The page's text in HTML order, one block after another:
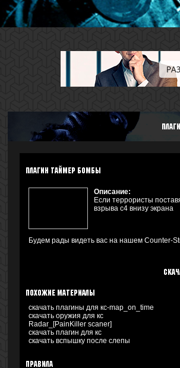
плагин таймер бомбы
Описание:
Если террористы
взрыва с4 внизу экрана
Будем рады видеть вас на нашем Counter-
Похожие материалы
скачать плагины для кс-map_on_time
скачать оружия для кс
Radar_[PainKiller scaner]
скачать плагин для кс
скачать вспышку после слепы
Правила